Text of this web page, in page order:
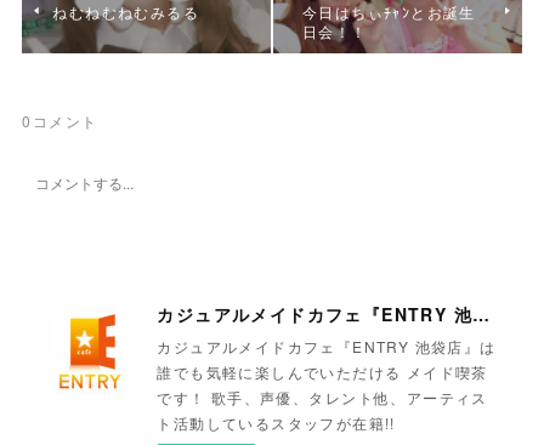
ねむねむねむみるる
今日はちぃﾁｬﾝとお誕生
日会！！
0 コメント
カジュアルメイドカフェ『ENTRY 池袋店』
カジュアルメイドカフェ『ENTRY 池袋店』は
誰でも気軽に楽しんでいただける メイド喫茶
です！ 歌手、声優、タレント他、アーティス
ト活動しているスタッフが在籍!!